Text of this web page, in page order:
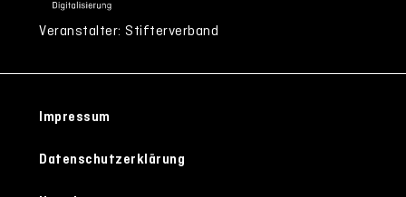
Veranstalter: Stifterverband
Impressum
Datenschutzerklärung